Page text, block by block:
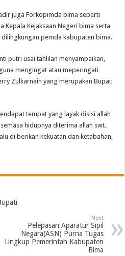
juga Forkopimda bima seperti
Kepala Kejaksaan Negeri bima serta
pemda kabupaten bima.
putri usai tahlilan menyampaikan,
mengingat atau meperingati
Zulkarnain yang merupakan Bupati
tempat yang layak disisi allah
hidupnya diterima allah swt.
di berikan kekuatan dan ketabahan,
Next
Pelepasan Aparatur Sipil
Negara(ASN) Purna Tugas
Lingkup Pemerintah Kabupaten
Bima